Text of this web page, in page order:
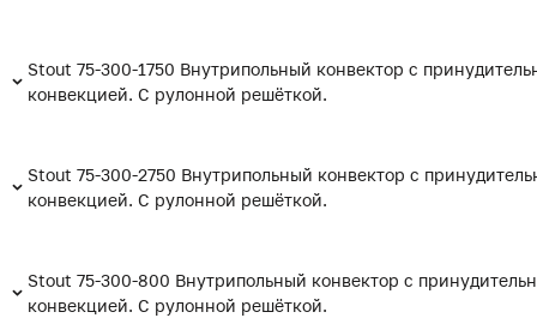
Stout 75-300-1750 Внутрипольный конвектор с
конвекцией. С рулонной решёткой.
Stout 75-300-2750 Внутрипольный конвектор с
конвекцией. С рулонной решёткой.
Stout 75-300-800 Внутрипольный конвектор с
конвекцией. С рулонной решёткой.